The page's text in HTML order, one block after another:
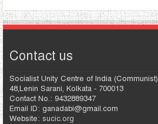
Contact us
Socialist Unity Centre of India (Communist)
48,Lenin Sarani, Kolkata - 700013
Contact No.: 9432889347
Email ID: ganadabi@gmail.com
Website: sucic.org